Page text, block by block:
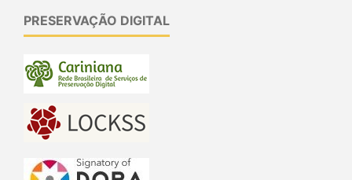
PRESERVAÇÃO DIGITAL